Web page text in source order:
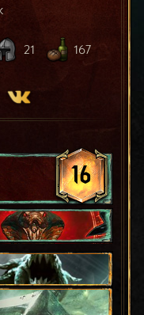
21 167
16